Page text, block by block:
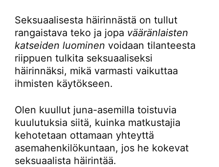
Seksuaalisesta häirinnästä on tullut
rangaistava teko ja jopa vääränlaisten
katseiden luominen voidaan tilanteesta
riippuen tulkita seksuaaliseksi
häirinnäksi, mikä varmasti vaikuttaa
ihmisten käytökseen.
Olen kuullut juna-asemilla toistuvia
kuulutuksia siitä, kuinka matkustajia
kehotetaan ottamaan yhteyttä
asemahenkilökuntaan, jos he kokevat
seksuaalista häirintää.